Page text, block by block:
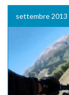
settembre 2013